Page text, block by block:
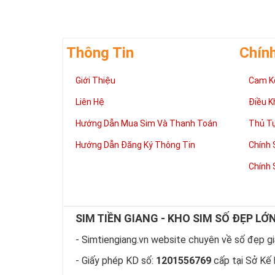
Những người
có đôi có
Phát triển
thuận lợi hơn
tiến hơn
hàng ngày
Sim tứ quý 2
hữu dòng sim
hiện “Đẳng
rồi?
Thông Tin
Giới Thiệu
Liên Hệ
Hướng Dẫn Mua Sim Và Thanh Toán
Hướng Dẫn Đăng Ký Thông Tin
Cam
Điều
Thủ
Chính
Chính
SIM TIỀN GIANG - KHO SIM SỐ ĐẸP
- Simtiengiang.vn website chuyên về số đẹp
- Giấy phép KD số: 1201556769 cấp tại Sở Kế